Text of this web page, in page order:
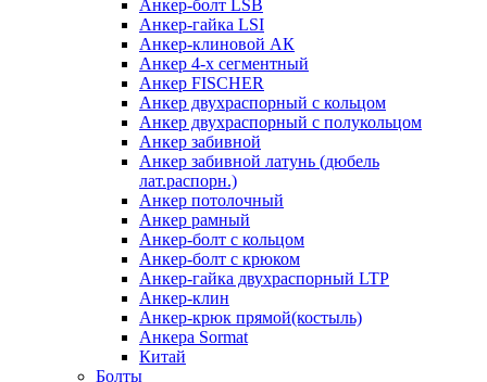
Анкер-болт LSB
Анкер-гайка LSI
Анкер-клиновой АК
Анкер 4-х сегментный
Анкер FISCHER
Анкер двухраспорный с кольцом
Анкер двухраспорный с полукольцом
Анкер забивной
Анкер забивной латунь (дюбель
лат.распорн.)
Анкер потолочный
Анкер рамный
Анкер-болт с кольцом
Анкер-болт с крюком
Анкер-гайка двухраспорный LTP
Анкер-клин
Анкер-крюк прямой(костыль)
Анкера Sormat
Китай
Болты